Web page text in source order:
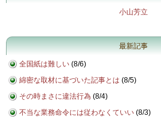
小山芳立
最新記事
全国紙は難しい (8/6)
綿密な取材に基づいた記事とは (8/5)
その時まさに違法行為 (8/4)
不当な業務命令には従わなくていい (8/3)